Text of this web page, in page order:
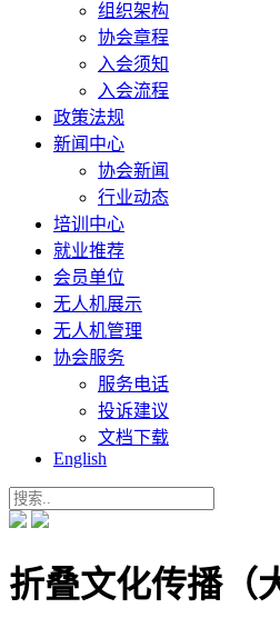
组织架构
协会章程
入会须知
入会流程
政策法规
新闻中心
协会新闻
行业动态
培训中心
就业推荐
会员单位
无人机展示
无人机管理
协会服务
服务电话
投诉建议
文档下载
English
折叠文化传播（